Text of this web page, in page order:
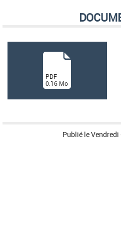
(PDF
0.16 Mo
)
Publié le